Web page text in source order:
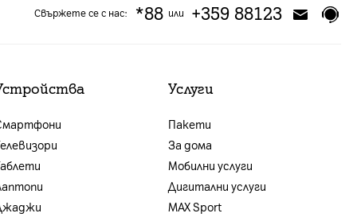
Свържете се с нас: *88 или +359 88123
Услуги
Пакети
За дома
Мобилни услуги
Дигитални услуги
MAX Sport